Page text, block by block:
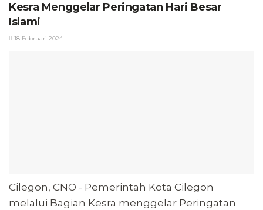
Kesra Menggelar Peringatan Hari Besar
Islami
18 Februari 2024
Cilegon, CNO - Pemerintah Kota Cilegon
melalui Bagian Kesra menggelar Peringatan